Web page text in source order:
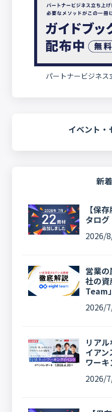
パートナービジネス
イベント・
新
【保
タロ
2026/
営業
社の
Team
2026/
リア
イア
ワー
2026/